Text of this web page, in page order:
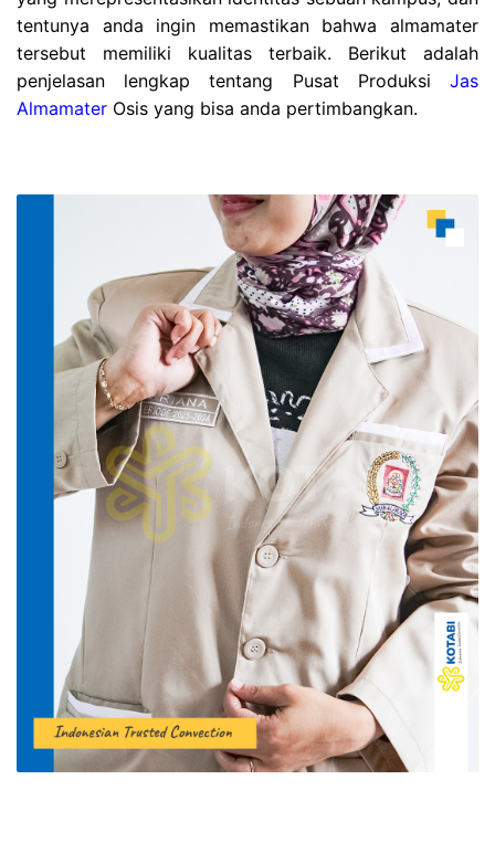
tentunya anda ingin memastikan bahwa almamater
tersebut memiliki kualitas terbaik. Berikut adalah
penjelasan lengkap tentang Pusat Produksi Jas
Almamater Osis yang bisa anda pertimbangkan.